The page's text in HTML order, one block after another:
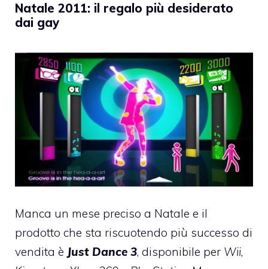
Natale 2011: il regalo più desiderato
dai gay
Manca un mese preciso a Natale e il
prodotto che sta riscuotendo più successo di
vendita è Just Dance 3, disponibile per Wii,